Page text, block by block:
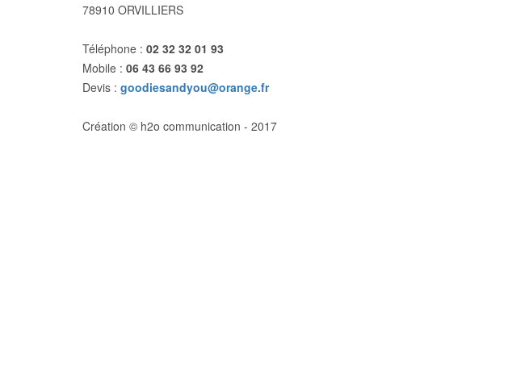
78910 ORVILLIERS
Téléphone : 02 32 32 01 93
Mobile : 06 43 66 93 92
Devis : goodiesandyou@orange.fr
Création © h2o communication - 2017